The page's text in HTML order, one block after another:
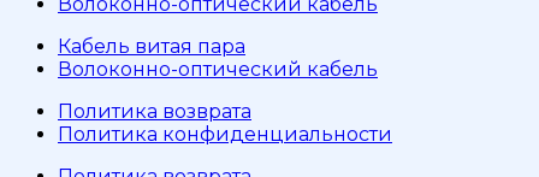
Волоконно-оптический кабель
Кабель витая пара
Волоконно-оптический кабель
Политика возврата
Политика конфиденциальности